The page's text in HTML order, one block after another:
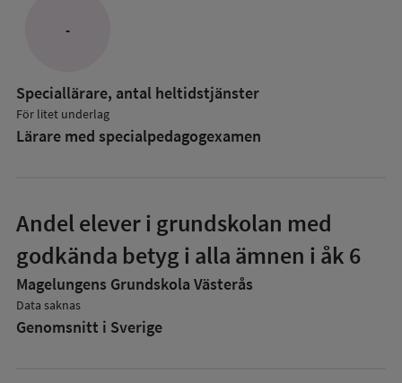
-
Speciallärare, antal heltidstjänster
För litet underlag
Lärare med specialpedagog­examen
Andel elever i grundskolan med
godkända betyg i alla ämnen i åk 6
Magelungens Grundskola Västerås
Data saknas
Genomsnitt i Sverige